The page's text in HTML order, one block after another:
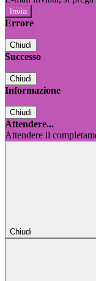
Errore
Chiudi
Successo
Chiudi
Informazione
Chiudi
Attendere...
Attendere il
Chiudi